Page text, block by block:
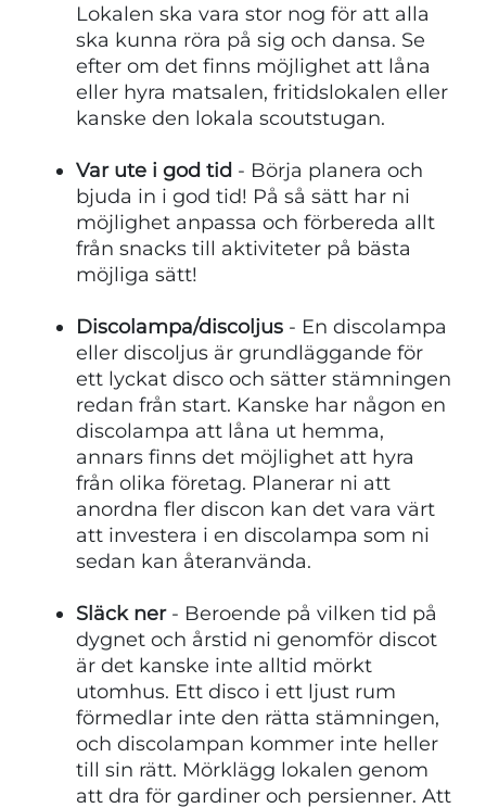
Lokalen ska vara stor nog för att alla
ska kunna röra på sig och dansa. Se
efter om det finns möjlighet att låna
eller hyra matsalen, fritidslokalen eller
kanske den lokala scoutstugan.
Var ute i god tid - Börja planera och
bjuda in i god tid! På så sätt har ni
möjlighet anpassa och förbereda allt
från snacks till aktiviteter på bästa
möjliga sätt!
Discolampa/discoljus - En discolampa
eller discoljus är grundläggande för
ett lyckat disco och sätter stämningen
redan från start. Kanske har någon en
discolampa att låna ut hemma,
annars finns det möjlighet att hyra
från olika företag. Planerar ni att
anordna fler discon kan det vara värt
att investera i en discolampa som ni
sedan kan återanvända.
Släck ner- Beroende på vilken tid på
dygnet och årstid ni genomför discot
är det kanske inte alltid mörkt
utomhus. Ett disco i ett ljust rum
förmedlar inte den rätta stämningen,
och discolampan kommer inte heller
till sin rätt. Mörklägg lokalen genom
att dra för gardiner och persienner. Att